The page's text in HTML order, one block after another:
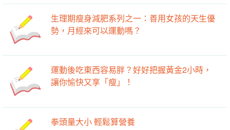
生理期瘦身減肥系列之一：善用女孩的天生優
勢，月經來可以運動嗎？
運動後吃東西容易胖？好好把握黃金2小時，
讓你愉快又享「瘦」！
拳頭量大小 輕鬆算營養